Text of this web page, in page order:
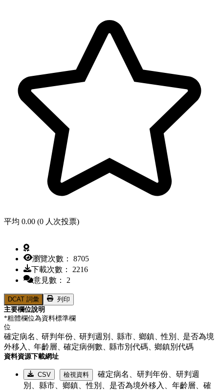
平均 0.00 (0 人次投票)
瀏覽次數： 8705
下載次數： 2216
意見數： 2
DCAT 詞彙
列印
主要欄位說明
*粗體欄位為資料標準欄
位
確定病名、研判年份、研判週別、縣市、鄉鎮、性別、是否為境
外移入、年齡層、確定病例數、縣市別代碼、鄉鎮別代碼
資料資源下載網址
CSV 檢視資料
確定病名、研判年份、研判週
別、縣市、鄉鎮、性別、是否為境外移入、年齡層、確